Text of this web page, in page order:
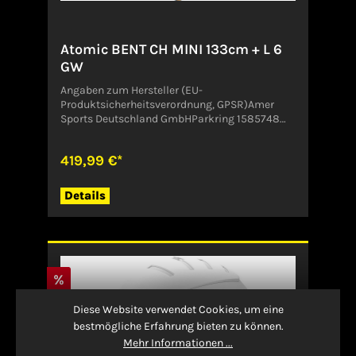
Atomic BENT CH MINI 133cm + L 6
GW
Angaben zum Hersteller (EU-
Produktsicherheitsverordnung, GPSR)Amer
Sports Deutschland GmbHParkring 1585748
419,99 €*
Details
%
Diese Website verwendet Cookies, um eine
bestmögliche Erfahrung bieten zu können.
Mehr Informationen ...